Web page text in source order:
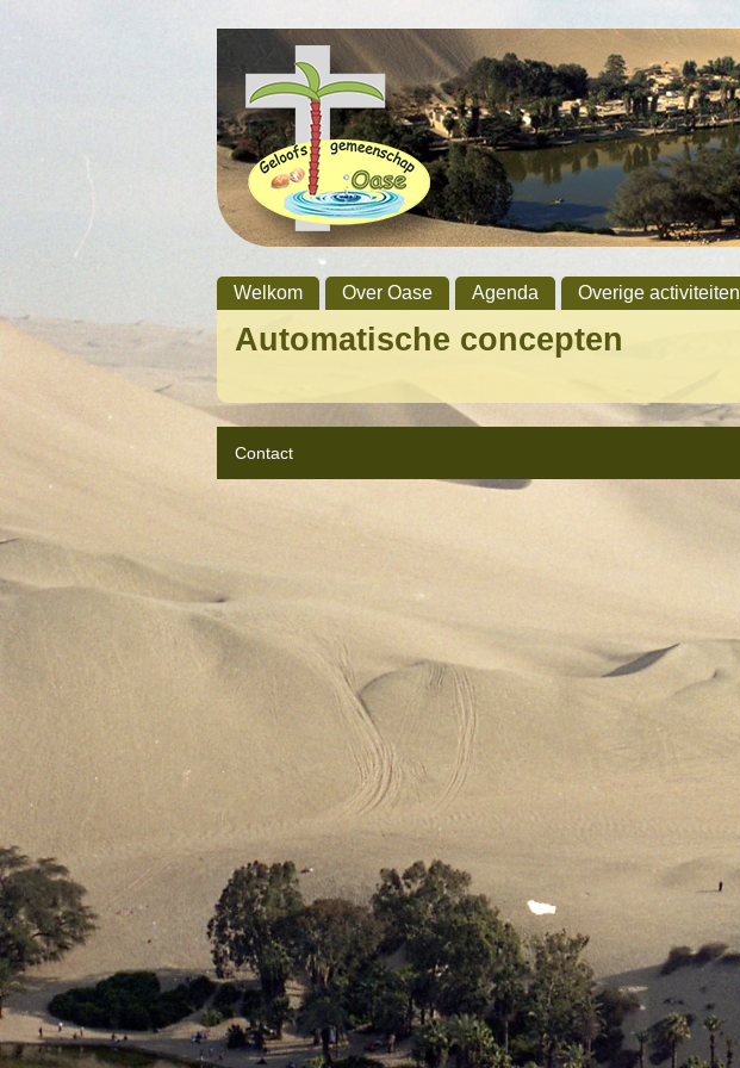
Welkom Over Oase Agenda Overige activiteiten
Automatische concepten
Contact